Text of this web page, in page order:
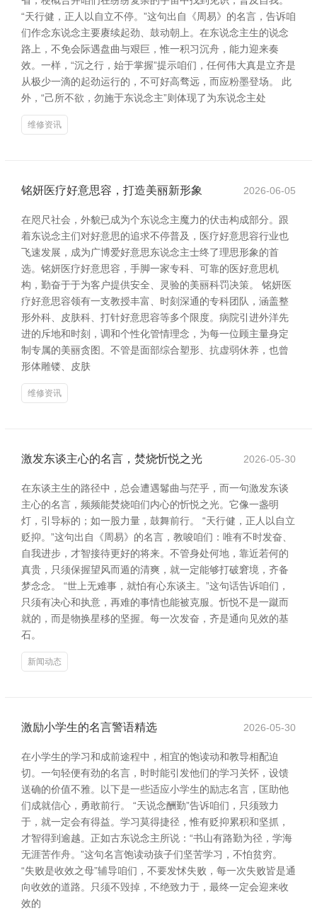
“天行健，正人以自立不停。”这句出自《周易》的名言，告诉咱
们作念东说念主要赓续起劲、鼓动朝上。在东说念主生的说念
路上，不免会际遇盘曲与艰巨，惟一积习沉舟，能力迎来奏
效。一样，“沉之行，始于掌握”提示咱们，任何伟大真是立齐是
从极少一滴的起劲运行的，不可好高骛远，而应粉墨登场。 此
外，“己所不欲，勿施于东说念主”则体现了为东说念主处
维修资讯
铭妍医疗好意思容，打造美丽新形象 2026-06-05
在咫尺社会，外貌已成为个东说念主魔力的伏击构成部分。跟
着东说念主们对好意思的追求不停普及，医疗好意思容行业也
飞速发展，成为广博爱好意思东说念主士终了理思形象的首
选。铭妍医疗好意思容，手脚一家专科、可靠的医好意思机
构，勤奋于于为客户提供安全、灵验的美丽科罚决策。 铭妍医
疗好意思容领有一支教授丰富、时刻深通的专科团队，涵盖整
形外科、皮肤科、打针好意思容等多个限度。病院引进外洋先
进的斥地和时刻，调和个性化管情理念，为每一位顾主量身定
制专属的美丽贪图。不管是面部综合塑形、抗虚弱休养，也曾
形体雕镂、皮肤
维修资讯
激发东谈主心的名言，焚烧忻悦之光 2026-05-30
在东谈主生的路径中，总会遭遇鬈曲与茫乎，而一句激发东谈
主心的名言，频频能焚烧咱们内心的忻悦之光。它像一盏明
灯，引导标的；如一股力量，鼓舞前行。 “天行健，正人以自立
贬抑。”这句出自《周易》的名言，教唆咱们：唯有不时发奋、
自我进步，才智接待更好的将来。不管身处何地，靠近若何的
真贵，只须保握望风而遁的清爽，就一定能够打破窘境，齐备
梦念念。 “世上无难事，就怕有心东谈主。”这句话告诉咱们，
只须有决心和执意，再难的事情也能被克服。忻悦不是一蹴而
就的，而是物换星移的坚握。每一次发奋，齐是通向见效的基
石。
新闻动态
激励小学生的名言警语精选 2026-05-30
在小学生的学习和成前途程中，相宜的饱读动和教导相配迫
切。一句轻便有劲的名言，时时能引发他们的学习关怀，设馈
送确的价值不雅。以下是一些适应小学生的励志名言，匡助他
们成就信心，勇敢前行。 “天说念酬勤”告诉咱们，只须致力
于，就一定会有得益。学习莫得捷径，惟有贬抑累积和坚抓，
才智得到逾越。正如古东说念主所说：“书山有路勤为径，学海
无涯苦作舟。”这句名言饱读动孩子们坚苦学习，不怕贫穷。
“失败是收效之母”辅导咱们，不要发怵失败，每一次失败皆是通
向收效的道路。只须不毁掉，不绝致力于，最终一定会迎来收
效的